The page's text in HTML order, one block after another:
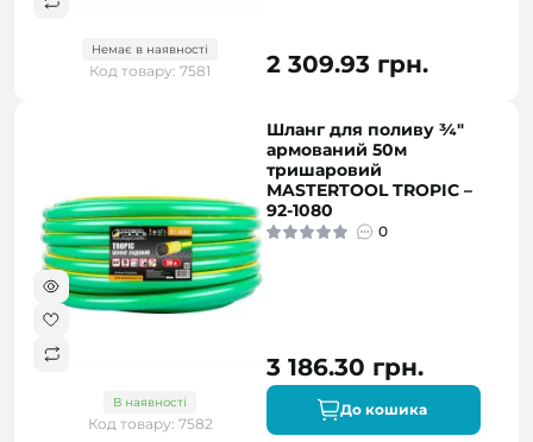
Немає в наявності
Код товару: 7581 2 309.93 грн.
В наявності
Код товару: 7582
Шланг для поливу ¾"
армований 50м
тришаровий
MASTERTOOL TROPIC –
92-1080
0
3 186.30 грн.
До кошика